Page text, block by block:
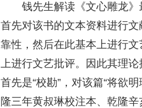
钱先生解读《文心雕龙
首先对该书的文本资料进行
靠性，然后在此基本上进行
上进行文艺批评。因此其理论
首先是“校勘”，对该篇“将欲
隆三年黄叔琳校注本、乾隆